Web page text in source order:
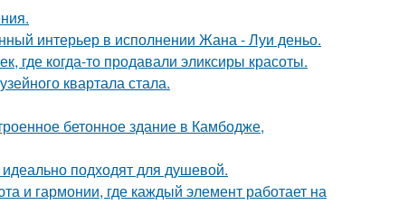
интерьер в исполнении Жана - Луи деньо.
где когда-то продавали эликсиры красоты.
квартала стала.
бетонное здание в Камбодже,
подходят для душевой.
и гармонии, где каждый элемент работает на